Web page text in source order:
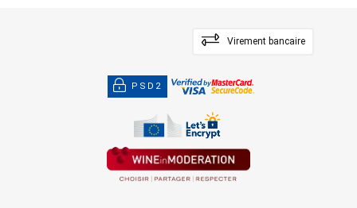
Virement bancaire
PSD2